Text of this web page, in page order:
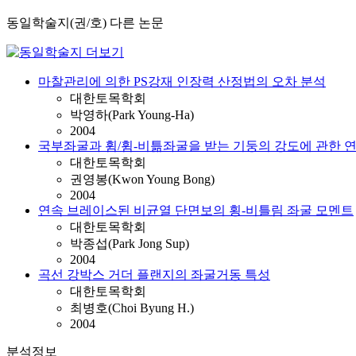
동일학술지(권/호) 다른 논문
마찰관리에 의한 PS강재 인장력 산정법의 오차 분석
대한토목학회
박영하(Park Young-Ha)
2004
국부좌굴과 휨/휨-비틂좌굴을 받는 기둥의 강도에 관한
대한토목학회
권영봉(Kwon Young Bong)
2004
연속 브레이스된 비균열 단면보의 횡-비틀림 좌굴 모멘트
대한토목학회
박종섭(Park Jong Sup)
2004
곡선 강박스 거더 플랜지의 좌굴거동 특성
대한토목학회
최병호(Choi Byung H.)
2004
분석정보